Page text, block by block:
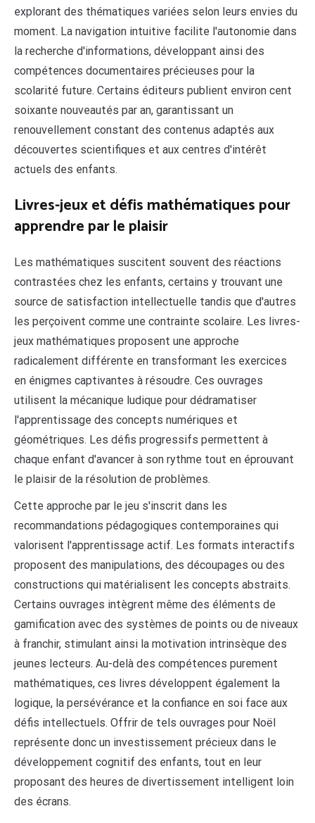
explorant des thématiques variées selon leurs envies du
moment. La navigation intuitive facilite l'autonomie dans
la recherche d'informations, développant ainsi des
compétences documentaires précieuses pour la
scolarité future. Certains éditeurs publient environ cent
soixante nouveautés par an, garantissant un
renouvellement constant des contenus adaptés aux
découvertes scientifiques et aux centres d'intérêt
actuels des enfants.
Livres-jeux et défis mathématiques pour
apprendre par le plaisir
Les mathématiques suscitent souvent des réactions
contrastées chez les enfants, certains y trouvant une
source de satisfaction intellectuelle tandis que d'autres
les perçoivent comme une contrainte scolaire. Les livres-
jeux mathématiques proposent une approche
radicalement différente en transformant les exercices
en énigmes captivantes à résoudre. Ces ouvrages
utilisent la mécanique ludique pour dédramatiser
l'apprentissage des concepts numériques et
géométriques. Les défis progressifs permettent à
chaque enfant d'avancer à son rythme tout en éprouvant
le plaisir de la résolution de problèmes.
Cette approche par le jeu s'inscrit dans les
recommandations pédagogiques contemporaines qui
valorisent l'apprentissage actif. Les formats interactifs
proposent des manipulations, des découpages ou des
constructions qui matérialisent les concepts abstraits.
Certains ouvrages intègrent même des éléments de
gamification avec des systèmes de points ou de niveaux
à franchir, stimulant ainsi la motivation intrinsèque des
jeunes lecteurs. Au-delà des compétences purement
mathématiques, ces livres développent également la
logique, la persévérance et la confiance en soi face aux
défis intellectuels. Offrir de tels ouvrages pour Noël
représente donc un investissement précieux dans le
développement cognitif des enfants, tout en leur
proposant des heures de divertissement intelligent loin
des écrans.